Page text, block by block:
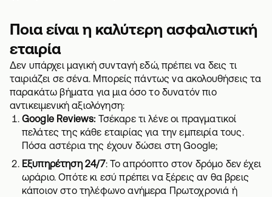
Ποια είναι η καλύτερη ασφαλιστική
εταιρία
Δεν υπάρχει μαγική συνταγή εδώ, πρέπει να δεις τι
ταιριάζει σε σένα. Μπορείς πάντως να ακολουθήσεις τα
παρακάτω βήματα για μια όσο το δυνατόν πιο
αντικειμενική αξιολόγηση:
Google Reviews: Τσέκαρε τι λένε οι πραγματικοί
πελάτες της κάθε εταιρίας για την εμπειρία τους.
Πόσα αστέρια της έχουν δώσει στη Google;
Εξυπηρέτηση 24/7: Το απρόοπτο στον δρόμο δεν έχει
ωράριο. Οπότε κι εσύ πρέπει να ξέρεις αν θα βρεις
κάποιον στο τηλέφωνο ανήμερα Πρωτοχρονιά ή